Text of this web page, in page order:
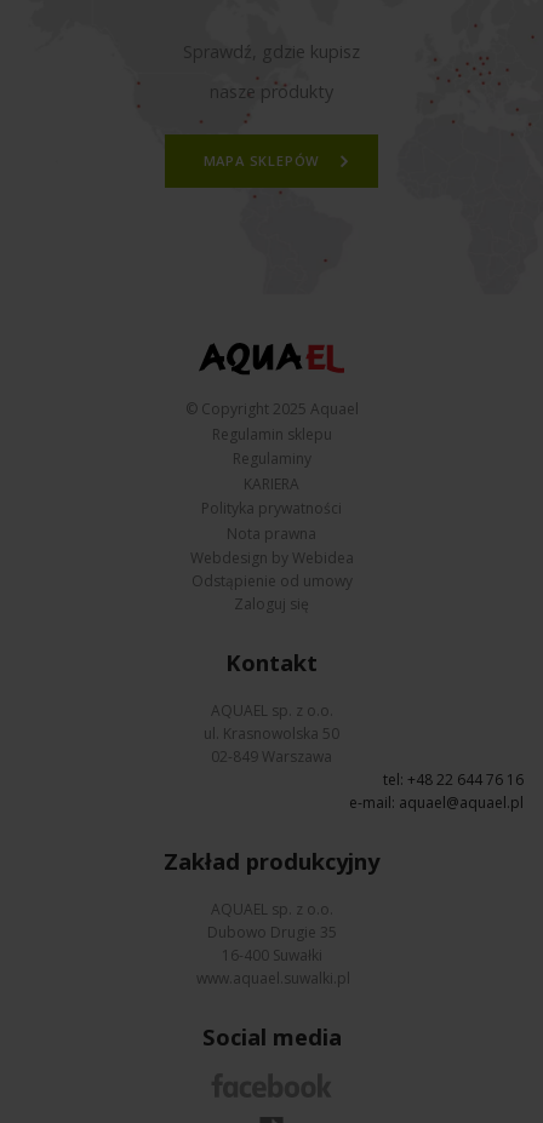
Sprawdź, gdzie kupisz
nasze produkty
MAPA SKLEPÓW
© Copyright 2025 Aquael
Regulamin sklepu
Regulaminy
KARIERA
Polityka prywatności
Nota prawna
Webdesign by Webidea
Odstąpienie od umowy
Zaloguj się
Kontakt
AQUAEL sp. z o.o.
ul. Krasnowolska 50
02-849 Warszawa
tel: +48 22 644 76 16
e-mail: aquael@aquael.pl
Zakład produkcyjny
AQUAEL sp. z o.o.
Dubowo Drugie 35
16-400 Suwałki
www.aquael.suwalki.pl
Social media